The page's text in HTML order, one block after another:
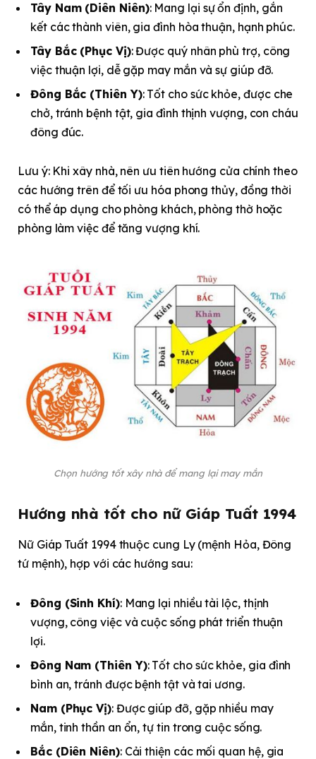
Tây Nam (Diên Niên): Mang lại sự ổn định, gắn
kết các thành viên, gia đình hòa thuận, hạnh phúc.
Tây Bắc (Phục Vị): Được quý nhân phù trợ, công
việc thuận lợi, dễ gặp may mắn và sự giúp đỡ.
Đông Bắc (Thiên Y): Tốt cho sức khỏe, được che
chở, tránh bệnh tật, gia đình thịnh vượng, con cháu
đông đúc.
Lưu ý: Khi xây nhà, nên ưu tiên hướng cửa chính theo
các hướng trên để tối ưu hóa phong thủy, đồng thời
có thể áp dụng cho phòng khách, phòng thờ hoặc
phòng làm việc để tăng vượng khí.
Chọn hướng tốt xây nhà để mang lại may mắn
Hướng nhà tốt cho nữ Giáp Tuất 1994
Nữ Giáp Tuất 1994 thuộc cung Ly (mệnh Hỏa, Đông
tứ mệnh), hợp với các hướng sau:
Đông (Sinh Khí): Mang lại nhiều tài lộc, thịnh
vượng, công việc và cuộc sống phát triển thuận
lợi.
Đông Nam (Thiên Y): Tốt cho sức khỏe, gia đình
bình an, tránh được bệnh tật và tai ương.
Nam (Phục Vị): Được giúp đỡ, gặp nhiều may
mắn, tinh thần an ổn, tự tin trong cuộc sống.
Bắc (Diên Niên): Cải thiện các mối quan hệ, gia